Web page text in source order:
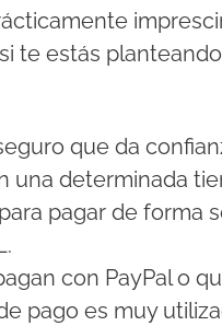
te estás
que da
una determinada
pagar de forma
con PayPal o
pago es muy